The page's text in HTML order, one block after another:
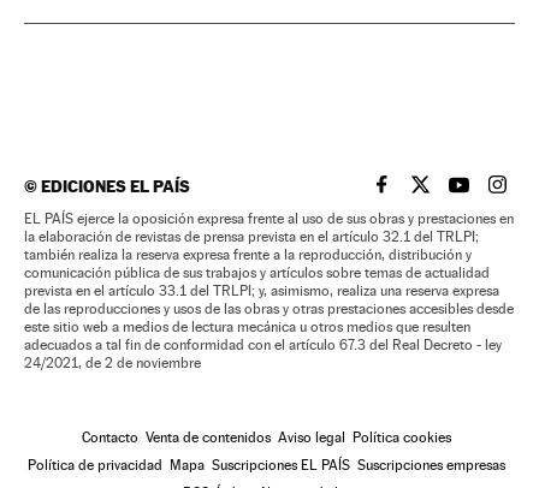
©EDICIONES EL PAÍS EL PAÍS BRASIL EN
EL PAÍSEL PAÍS
EL
EL PAÍS ejerce la oposición expresa frente al uso de sus obras y prestaciones en
la elaboración de revistas de prensa prevista en el artículo 32.1 del TRLPI;
también realiza la reserva expresa frente a la reproducción, distribución y
comunicación pública de sus trabajos y artículos sobre temas de actualidad
prevista en el artículo 33.1 del TRLPI; y, asimismo, realiza una reserva expresa
de las reproducciones y usos de las obras y otras prestaciones accesibles desde
este sitio web a medios de lectura mecánica u otros medios que resulten
adecuados a tal fin de conformidad con el artículo 67.3 del Real Decreto - ley
24/2021, de 2 de noviembre
Contacto Venta de contenidos Aviso legal Política cookies
Política de privacidad Mapa Suscripciones EL PAÍS Suscripciones empresas